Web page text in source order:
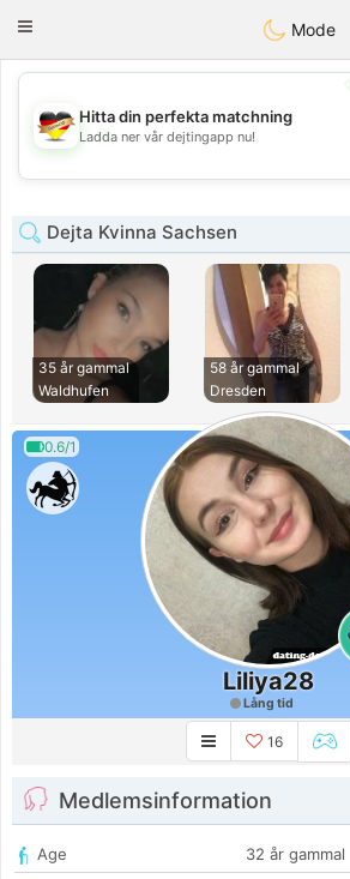
Deutsch Dating
Toggle
Mode
💖
💕
Hitta din perfekta matchning
Ladda ner vår dejtingapp nu!
Dejta Kvinna Sachsen
35 år gammal
Waldhufen
58 år gammal
Dresden
0.6/1
Liliya28
Lång tid
16
Medlemsinformation
Age
32 år gammal